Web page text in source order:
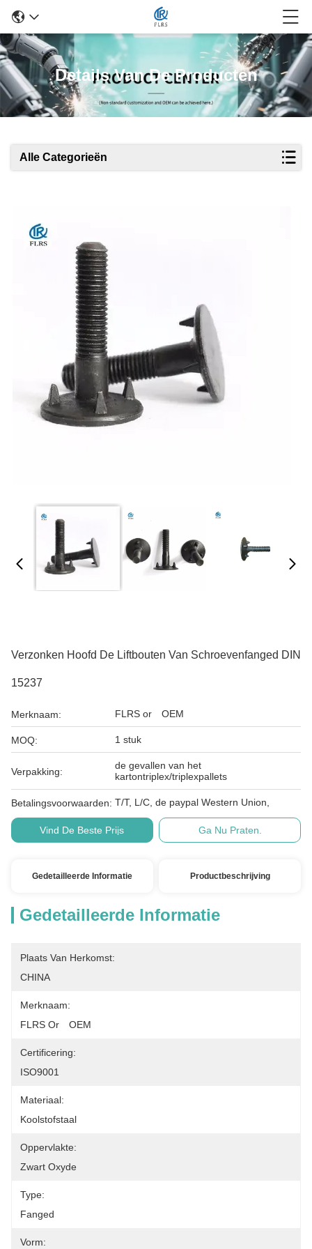
Details Van De Producten
Alle Categorieën
Verzonken Hoofd De Liftbouten Van Schroevenfanged DIN
15237
Merknaam: FLRS or OEM
MOQ: 1 stuk
Verpakking:
de gevallen van het
kartontriplex/triplexpallets
Betalingsvoorwaarden: T/T, L/C, de paypal Western Union,
Vind De Beste Prijs Ga Nu Praten.
Gedetailleerde Informatie Productbeschrijving
Gedetailleerde Informatie
Plaats Van Herkomst:
CHINA
Merknaam:
FLRS Or　OEM
Certificering:
ISO9001
Materiaal:
Koolstofstaal
Oppervlakte:
Zwart Oxyde
Type:
Fanged
Vorm: